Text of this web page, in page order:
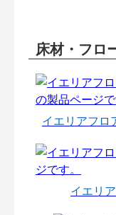
床材・フロ
イエリアフロ
イエリ